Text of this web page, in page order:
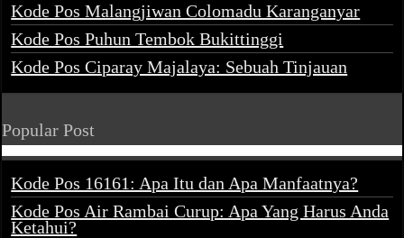
Kode Pos Malangjiwan Colomadu Karanganyar
Kode Pos Puhun Tembok Bukittinggi
Kode Pos Ciparay Majalaya: Sebuah Tinjauan
Popular Post
Kode Pos 16161: Apa Itu dan Apa Manfaatnya?
Kode Pos Air Rambai Curup: Apa Yang Harus Anda
Ketahui?